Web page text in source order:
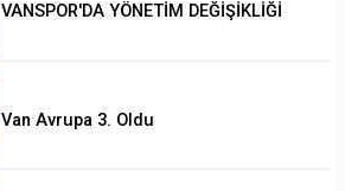
VANSPOR'DA YÖNETİM DEĞİŞİKLİĞİ
Van Avrupa 3. Oldu